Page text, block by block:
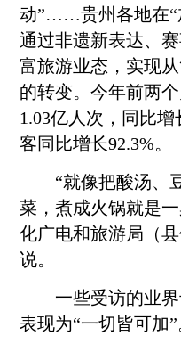
动”……贵州各地在“
通过非遗新表达、
富旅游业态，实现
的转变。今年前两
1.03亿人次，同比
客同比增长92.3%。
“就像把酸汤、豆
菜，煮成火锅就是
化广电和旅游局（
说。
一些受访的业界
表现为“一切皆可加”